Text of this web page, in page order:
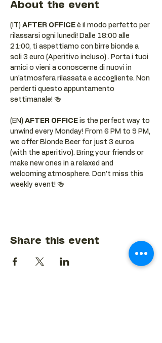
About the event
(IT) AFTER OFFICE è il modo perfetto per
rilassarsi ogni lunedì! Dalle 18:00 alle
21:00, ti aspettiamo con birre bionde a
soli 3 euro (Aperitivo incluso) . Porta i tuoi
amici o vieni a conoscerne di nuovi in
un’atmosfera rilassata e accogliente. Non
perderti questo appuntamento
settimanale! 🍻
(EN) AFTER OFFICE is the perfect way to
unwind every Monday! From 6 PM to 9 PM,
we offer Blonde Beer for just 3 euros
(with the aperitivo). Bring your friends or
make new ones in a relaxed and
welcoming atmosphere. Don’t miss this
weekly event! 🍻
Share this event